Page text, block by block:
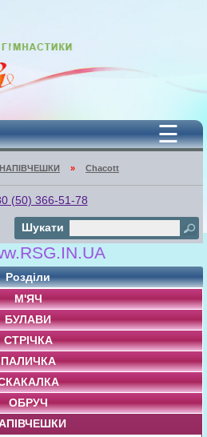
☰
НАПІВЧЕШКИ » Chacott
(50) 366-51-78
Шукати
Розділи
М'ЯЧ
БУЛАВИ
СТРІЧКА
ПАЛИЧКА
ОБРУЧ